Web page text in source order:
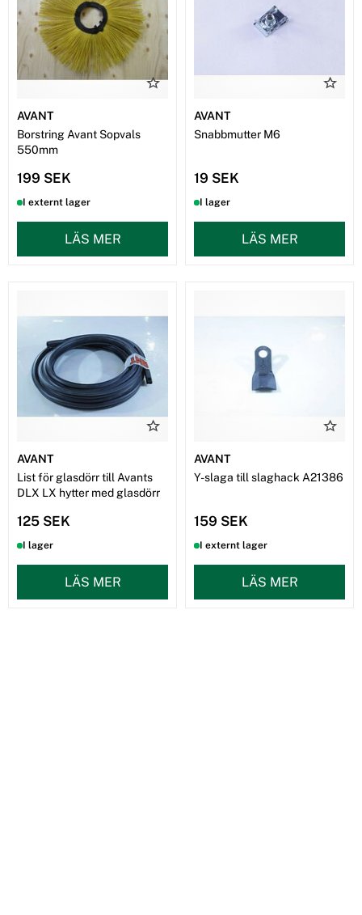
AVANT
Borstring Avant Sopvals
550mm
199 SEK
I externt lager
LÄS MER
AVANT
Snabbmutter M6
19 SEK
I lager
LÄS MER
AVANT
List för glasdörr till Avants
DLX LX hytter med glasdörr
125 SEK
I lager
LÄS MER
AVANT
Y-slaga till slaghack A21386
159 SEK
I externt lager
LÄS MER